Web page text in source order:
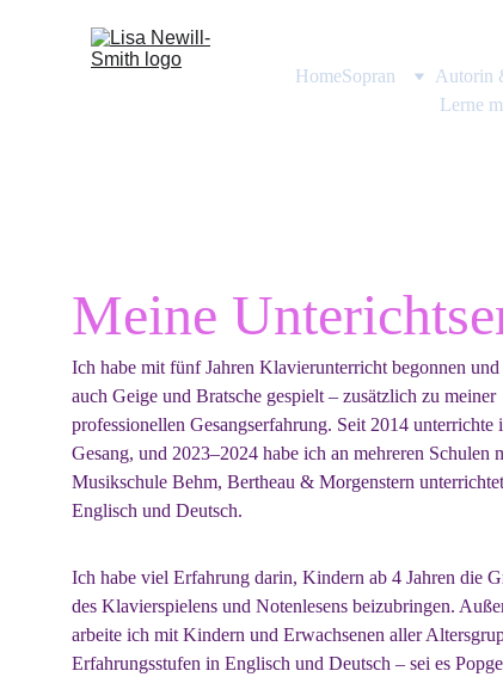
HomeSopran Autorin
Lerne
Meine
Ich habe mit fünf Jahren Klavierunterricht begonnen und
auch Geige und Bratsche gespielt – zusätzlich zu meiner
professionellen Gesangserfahrung. Seit 2014 unterrichte
Gesang, und 2023–2024 habe ich an mehreren Schulen
Musikschule Behm, Bertheau & Morgenstern
Englisch und Deutsch.
Ich habe viel Erfahrung darin, Kindern ab 4 Jahren die
des Klavierspielens und Notenlesens beizubringen.
arbeite ich mit Kindern und Erwachsenen aller
Erfahrungsstufen in Englisch und Deutsch – sei es